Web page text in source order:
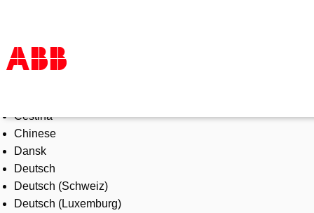
Products & Solutions
Industries
Services
About us
Where to buy
Contact us
Čeština
Chinese
Dansk
Deutsch
Deutsch (Schweiz)
Deutsch (Luxemburg)